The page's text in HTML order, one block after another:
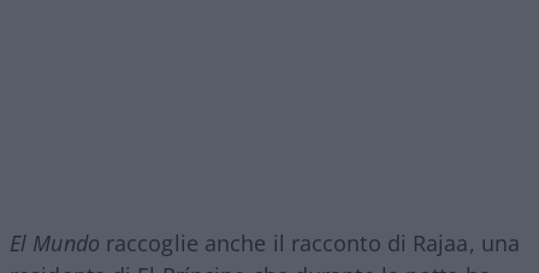
El Mundo raccoglie anche il racconto di Rajaa, una